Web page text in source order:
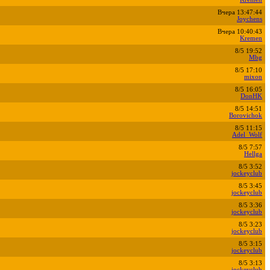
Вчера 13:47:44
Joychens
Вчера 10:40:43
Kremen
8/5 19:52
Mbg
8/5 17:10
mixon
8/5 16:05
DonHK
8/5 14:51
Borovichok
8/5 11:15
Adel_Wolf
8/5 7:57
Hellga
8/5 3:52
jockeyclub
8/5 3:45
jockeyclub
8/5 3:36
jockeyclub
8/5 3:23
jockeyclub
8/5 3:15
jockeyclub
8/5 3:13